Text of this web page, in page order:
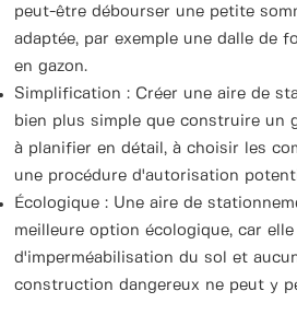
peut-être débourser une petite
adaptée, par exemple une dalle de
en gazon.
Simplification : Créer une aire de
bien plus simple que construire un
à planifier en détail, à choisir les
une procédure d'autorisation
Écologique : Une aire de
meilleure option écologique, car
d'imperméabilisation du sol et
construction dangereux ne peut y